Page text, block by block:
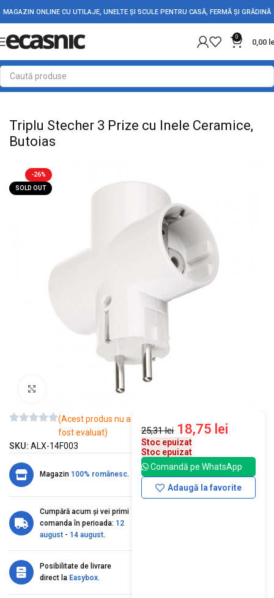
MAGAZIN ONLINE CU UTILAJE, UNELTE ȘI SCULE PENTRU CASĂ, FERMĂ ȘI GRĂDINĂ
0
0,00
Prima pagină Conectica Prize, prelungitoare, stechere
Triplu Stecher 3 Prize cu Inele Ceramice,
Butoias
-26%
SOLD OUT
(Acest produs nu a
fost evaluat)
SKU: ALX-14F003
Magazin 100% românesc.
Cumpără acum și vei primi
comanda în perioada: 12
august - 14 august.
Posibilitate de livrare
direct la Easybox.
25,31lei 18,75 lei
Stoc epuizat
Stoc epuizat
Comandă pe WhatsApp
Adaugă la favorite